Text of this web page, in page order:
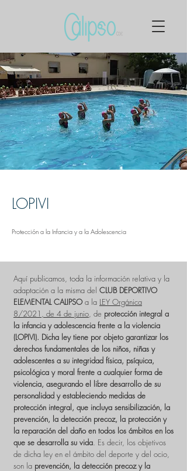
LOPIVI
Protección a la Infancia y a la Adolescencia
Aquí publicamos, toda la información relativa y la
adaptación a la misma del CLUB DEPORTIVO
ELEMENTAL CALIPSO a la LEY Orgánica
8/2021, de 4 de junio, de protección integral a
la infancia y adolescencia frente a la violencia
(LOPIVI). Dicha ley tiene por objeto garantizar los
derechos fundamentales de los niños, niñas y
adolescentes a su integridad física, psíquica,
psicológica y moral frente a cualquier forma de
violencia, asegurando el libre desarrollo de su
personalidad y estableciendo medidas de
protección integral, que incluya sensibilización, la
prevención, la detección precoz, la protección y
la reparación del daño en todos los ámbitos en los
que se desarrolla su vida. Es decir, los objetivos
de dicha ley en el ámbito del deporte y del ocio,
son la prevención, la detección precoz y la